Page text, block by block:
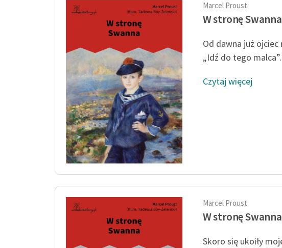
Marcel Proust
W stronę Swanna
Od dawna już
„Idź do tego
Czytaj więcej
Marcel Proust
W stronę Swanna
Skoro się ukoiły